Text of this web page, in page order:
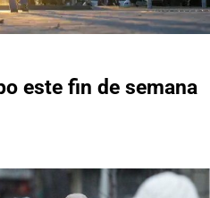
este fin de semana